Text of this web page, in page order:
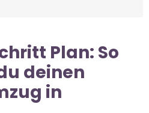
Plan: So
deinen
in